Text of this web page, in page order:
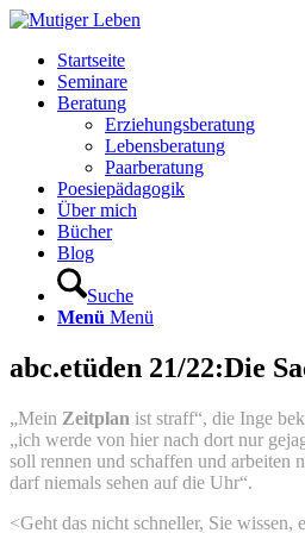
Startseite
Seminare
Beratung
Erziehungsberatung
Lebensberatung
Paarberatung
Poesiepädagogik
Über mich
Bücher
Blog
Suche
Menü Menü
abc.etüden 21/22:Die
„Mein Zeitplan ist straff“, die Inge
„ich werde von hier nach dort nur
soll rennen und schaffen und arbeiten
darf niemals sehen auf die Uhr“.
<Geht das nicht schneller, Sie wissen,